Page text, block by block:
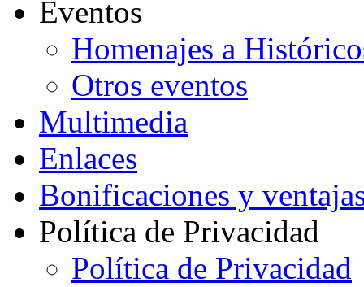
Eventos
Homenajes a
Otros eventos
Multimedia
Enlaces
Bonificaciones y
Política de Privacidad
Política de Privacidad